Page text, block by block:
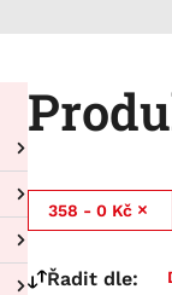
358 - 0 Kč
Řadit dle: